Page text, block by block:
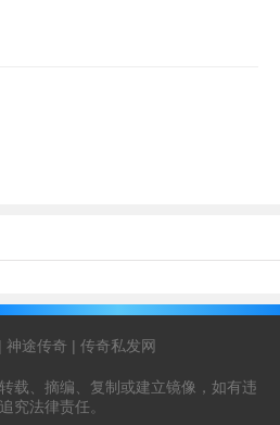
| 神途传奇 | 传奇私发网
载、摘编、复制或建立镜像，如有违
究法律责任。